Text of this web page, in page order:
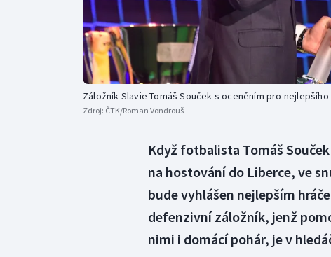
Záložník Slavie Tomáš Souček s oceněním pro
Zdroj: ČTK/Roman Vondrouš
Když fotbalista Tomáš
na hostování do Liberce, ve
bude vyhlášen nejlepším
defenzivní záložník, jenž
nimi i domácí pohár, je v